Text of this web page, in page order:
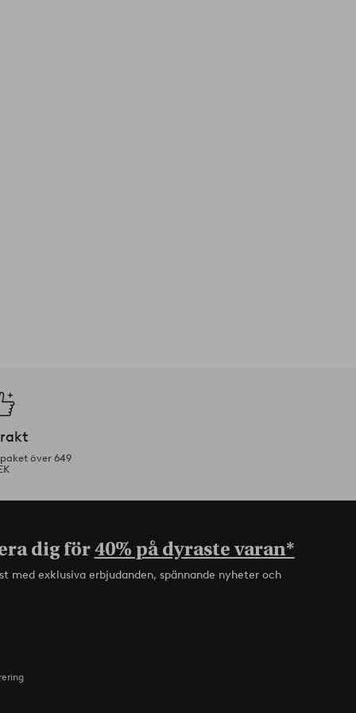
över 649
dig för40% på dyraste varan*
med exklusiva erbjudanden, spännande nyheter och